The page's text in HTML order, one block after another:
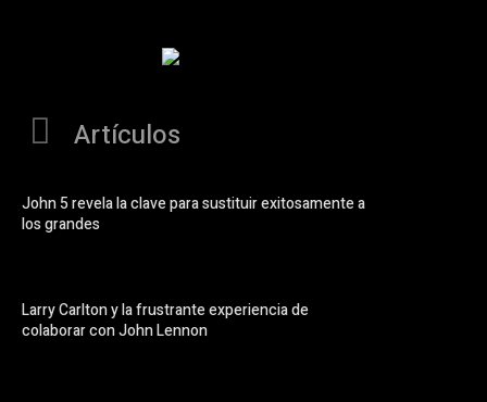
Artículos
John 5 revela la clave para sustituir exitosamente a
los grandes
Larry Carlton y la frustrante experiencia de
colaborar con John Lennon